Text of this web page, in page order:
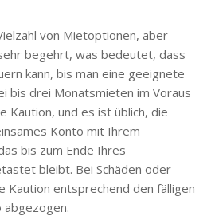
von Mietoptionen, aber
begehrt, was bedeutet, dass
kann, bis man eine geeignete
bis drei Monatsmieten im Voraus
Kaution, und es ist üblich, die
Konto mit Ihrem
bis zum Ende Ihres
bleibt. Bei Schäden oder
Kaution entsprechend den fälligen